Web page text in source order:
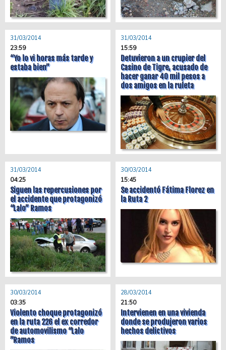
31/03/2014
23:59
“Yo lo vi horas más tarde y
estaba bien”
31/03/2014
15:59
Detuvieron a un crupier del
Casino de Tigre, acusado de
hacer ganar 40 mil pesos a
dos amigos en la ruleta
31/03/2014
04:25
Siguen las repercusiones por
el accidente que protagonizó
“Lalo” Ramos
30/03/2014
15:45
Se accidentó Fátima Florez en
la Ruta 2
30/03/2014
03:35
Violento choque protagonizó
en la ruta 226 el ex corredor
de automovilismo “Lalo
”Ramos
28/03/2014
21:50
Intervienen en una vivienda
donde se produjeron varios
hechos delictivos